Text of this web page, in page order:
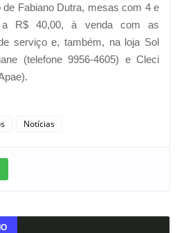
Fabiano Dutra, mesas com 4 e
a R$ 40,00, à venda com as
serviço e, também, na loja Sol
(telefone 9956-4605) e Cleci
Notícias